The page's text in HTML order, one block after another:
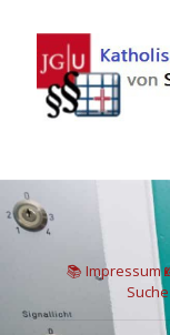
📚 Impressum
Suche